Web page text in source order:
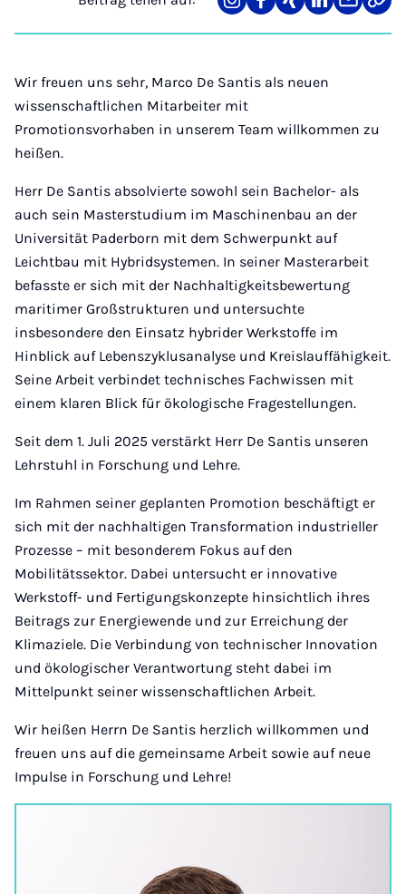
Teilen
auf
Teilen
auf
Teilen
auf
Teilen
auf
Teilen
über
Link
Wir freuen uns sehr, Marco De Santis als neuen
wissenschaftlichen Mitarbeiter mit
Promotionsvorhaben in unserem Team willkommen zu
heißen.
Herr De Santis absolvierte sowohl sein Bachelor- als
auch sein Masterstudium im Maschinenbau an der
Universität Paderborn mit dem Schwerpunkt auf
Leichtbau mit Hybridsystemen. In seiner Masterarbeit
befasste er sich mit der Nachhaltigkeitsbewertung
maritimer Großstrukturen und untersuchte
insbesondere den Einsatz hybrider Werkstoffe im
Hinblick auf Lebenszyklusanalyse und Kreislauffähigkeit.
Seine Arbeit verbindet technisches Fachwissen mit
einem klaren Blick für ökologische Fragestellungen.
Seit dem 1. Juli 2025 verstärkt Herr De Santis unseren
Lehrstuhl in Forschung und Lehre.
Im Rahmen seiner geplanten Promotion beschäftigt er
sich mit der nachhaltigen Transformation industrieller
Prozesse – mit besonderem Fokus auf den
Mobilitätssektor. Dabei untersucht er innovative
Werkstoff- und Fertigungskonzepte hinsichtlich ihres
Beitrags zur Energiewende und zur Erreichung der
Klimaziele. Die Verbindung von technischer Innovation
und ökologischer Verantwortung steht dabei im
Mittelpunkt seiner wissenschaftlichen Arbeit.
Wir heißen Herrn De Santis herzlich willkommen und
freuen uns auf die gemeinsame Arbeit sowie auf neue
Impulse in Forschung und Lehre!